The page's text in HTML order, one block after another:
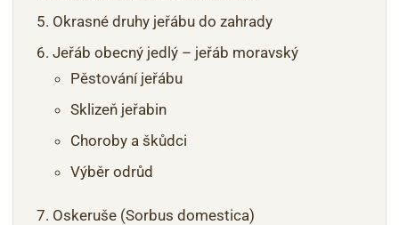
Okrasné druhy jeřábu do zahrady
Jeřáb obecný jedlý – jeřáb moravský
Pěstování jeřábu
Sklizeň jeřabin
Choroby a škůdci
Výběr odrůd
Oskeruše (Sorbus domestica)